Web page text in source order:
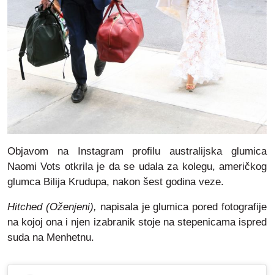
Objavom na Instagram profilu australijska glumica
Naomi Vots otkrila je da se udala za kolegu, američkog
glumca Bilija Krudupa, nakon šest godina veze.
Hitched (Oženjeni), napisala je glumica pored fotografije
na kojoj ona i njen izabranik stoje na stepenicama ispred
suda na Menhetnu.